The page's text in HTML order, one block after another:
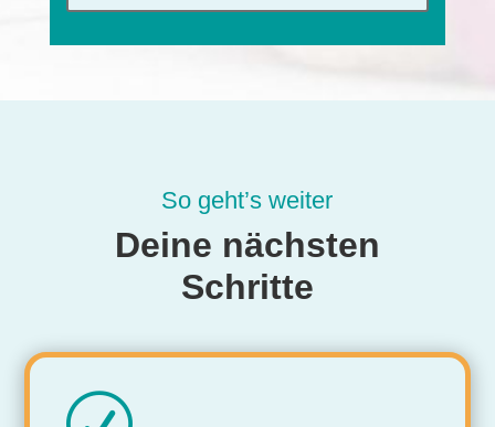
So geht’s weiter
Deine nächsten
Schritte